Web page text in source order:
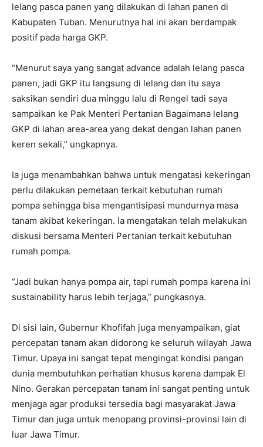
lelang pasca panen yang dilakukan di lahan panen di
Kabupaten Tuban. Menurutnya hal ini akan berdampak
positif pada harga GKP.
“Menurut saya yang sangat advance adalah lelang pasca
panen, jadi GKP itu langsung di lelang dan itu saya
saksikan sendiri dua minggu lalu di Rengel tadi saya
sampaikan ke Pak Menteri Pertanian Bagaimana lelang
GKP di lahan area-area yang dekat dengan lahan panen
keren sekali,” ungkapnya.
Ia juga menambahkan bahwa untuk mengatasi kekeringan
perlu dilakukan pemetaan terkait kebutuhan rumah
pompa sehingga bisa mengantisipasi mundurnya masa
tanam akibat kekeringan. Ia mengatakan telah melakukan
diskusi bersama Menteri Pertanian terkait kebutuhan
rumah pompa.
“Jadi bukan hanya pompa air, tapi rumah pompa karena ini
sustainability harus lebih terjaga,” pungkasnya.
Di sisi lain, Gubernur Khofifah juga menyampaikan, giat
percepatan tanam akan didorong ke seluruh wilayah Jawa
Timur. Upaya ini sangat tepat mengingat kondisi pangan
dunia membutuhkan perhatian khusus karena dampak El
Nino. Gerakan percepatan tanam ini sangat penting untuk
menjaga agar produksi tersedia bagi masyarakat Jawa
Timur dan juga untuk menopang provinsi-provinsi lain di
luar Jawa Timur.